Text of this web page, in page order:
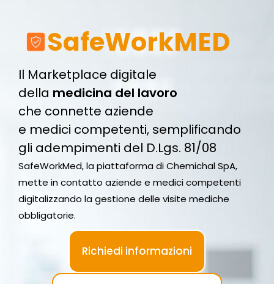
SafeWorkMED
Il Marketplace digitale
della medicina del lavoro
che connette aziende
e medici competenti, semplificando
gli adempimenti del D.Lgs. 81/08
SafeWorkMed, la piattaforma di Chemichal SpA,
mette in contatto aziende e medici competenti
digitalizzando la gestione delle visite mediche
obbligatorie.
Richiedi informazioni